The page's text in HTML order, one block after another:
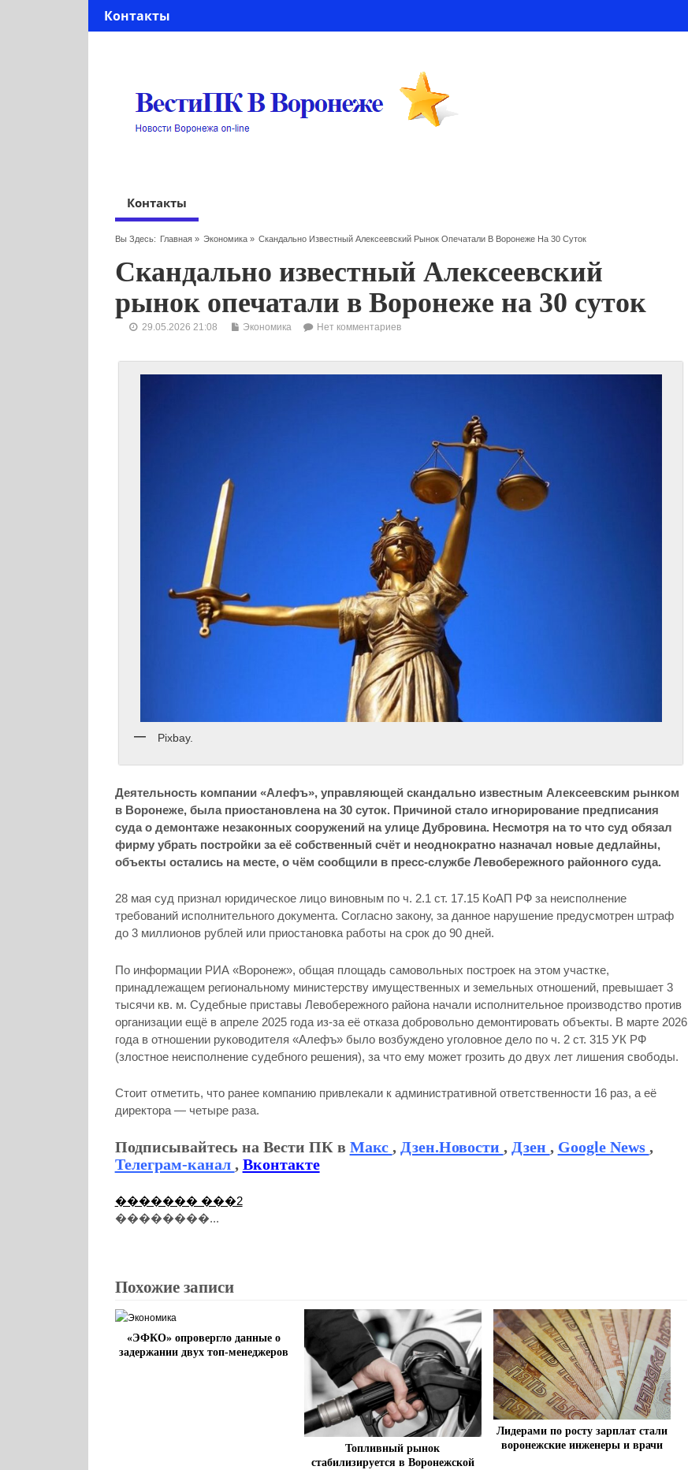
Контакты
Контакты
Вы Здесь: Главная» Экономика » Скандально Известный Алексеевский Рынок Опечатали В Воронеже На 30 Суток
Скандально известный Алексеевский
рынок опечатали в Воронеже на 30 суток
29.05.2026 21:08 Экономика Нет комментариев
Pixbay.
Деятельность компании «Алефъ», управляющей скандально известным Алексеевским рынком
в Воронеже, была приостановлена на 30 суток. Причиной стало игнорирование предписания
суда о демонтаже незаконных сооружений на улице Дубровина. Несмотря на то что суд обязал
фирму убрать постройки за её собственный счёт и неоднократно назначал новые дедлайны,
объекты остались на месте, о чём сообщили в пресс-службе Левобережного районного суда.
28 мая суд признал юридическое лицо виновным по ч. 2.1 ст. 17.15 КоАП РФ за неисполнение
требований исполнительного документа. Согласно закону, за данное нарушение предусмотрен штраф
до 3 миллионов рублей или приостановка работы на срок до 90 дней.
По информации РИА «Воронеж», общая площадь самовольных построек на этом участке,
принадлежащем региональному министерству имущественных и земельных отношений, превышает 3
тысячи кв. м. Судебные приставы Левобережного района начали исполнительное производство против
организации ещё в апреле 2025 года из-за её отказа добровольно демонтировать объекты. В марте 2026
года в отношении руководителя «Алефъ» было возбуждено уголовное дело по ч. 2 ст. 315 УК РФ
(злостное неисполнение судебного решения), за что ему может грозить до двух лет лишения свободы.
Стоит отметить, что ранее компанию привлекали к административной ответственности 16 раз, а её
директора — четыре раза.
Подписывайтесь на Вести ПК в Макс , Дзен.Новости , Дзен , Google News ,
Телеграм-канал , Вконтакте
������� ���2
��������...
Похожие записи
«ЭФКО» опровергло данные о
задержании двух топ-менеджеров
Топливный рынок
стабилизируется в Воронежской
Лидерами по росту зарплат стали
воронежские инженеры и врачи